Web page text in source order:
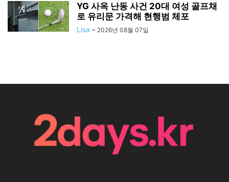
YG 사옥 난동 사건 20대 여성 골프채
로 유리문 가격해 현행범 체포
Lisa - 2026년 08월 07일